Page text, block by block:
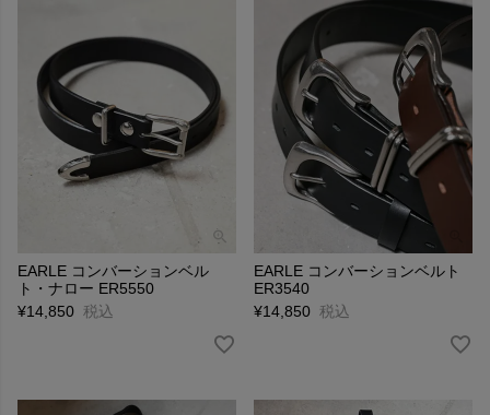
EARLE コンバーションベル
ト・ナロー ER5550
¥14,850 税込
EARLE コンバーションベルト
ER3540
¥14,850 税込